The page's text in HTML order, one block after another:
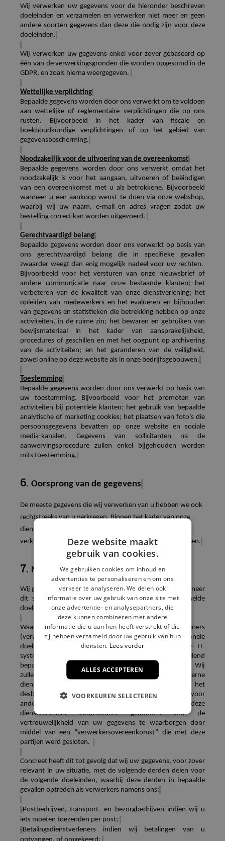
Wij verwerken uw gegevens voor de hieronder beschreven
doeleinden en verzamelen en verwerken niet meer en geen
andere soorten gegevens dan deze die nodig zijn voor deze
doeleinden.
Wij verwerken uw gegevens enkel voor zover gebaseerd op
één van de verwerkingsgronden die worden opgesomd in de
GDPR, en zoals hierna weergegeven.
Wettelijke verplichting
Bepaalde gegevens worden door ons verwerkt om te voldoen
aan wettelijke of reglementaire verplichtingen die op ons
rusten. Bijvoorbeeld in het kader van fiscale en
boekhoudkundige verplichtingen of op het gebied van
gegevensbescherming.
Noodzakelijk voor de uitvoering van de overeenkomst
Bepaalde gegevens worden door ons verwerkt omdat het
noodzakelijk is voor het aangaan, uitvoeren of beëindigen
van een overeenkomst met u als betrokkene. Bijvoorbeeld
wanneer u een aankoop wenst te doen via onze webshop,
waarbij wij uw naam, e-mail en adres vragen zodat uw
bestelling correct kan worden uitgevoerd.
Gerechtvaardigd belang
Bepaalde gegevens worden door ons verwerkt op basis van
ons gerechtvaardigd belang die in specifieke gevallen
zwaarder weegt dan enig mogelijk nadeel voor uw rechten.
Bijvoorbeeld voor het versturen van onze nieuwsbrief of
andere communicatie naar onze bestaande klanten; het
verbeteren van de kwaliteit van onze dienstverlening; het
opleiden van medewerkers en het evalueren en bijhouden
van gegevens en statistieken die betrekking hebben op onze
activiteiten, in de ruime zin; het bewaren en gebruiken van
bewijsmateriaal in het kader van aansprakelijkheid,
procedures of geschillen en met het oogpunt op archivering
van de activiteiten; en het garanderen van de veiligheid,
zowel online op deze website als in onze bedrijfsgebouwen.
Toestemming
Bepaalde gegevens worden door ons verwerkt op basis van
uw toestemming. Bijvoorbeeld voor het promoten van
activiteiten bij potentiële klanten; het gebruik van bepaalde
analytische of marketing cookies; het plaatsen van foto’s die
persoonsgegevens bevatten op onze website en sociale
media-kanalen. Gegevens van sollicitanten na de
aanwervingsprocedure zullen enkel bijgehouden worden
mits toestemming.
6. Oorsprong van de gegevens
De meeste gegevens die wij verwerken van u hebben we ook
rechtstreeks van u verkregen. Binnen het kader van onze
dienstverlening is het mogelijk dat wij gegevens van u
verkrijgen via externe dienstverleners of openbare bronnen.
7. Met wie delen wij uw gegevens?
Wij geven uw gegevens niet door aan derden, tenzij wanneer
dit strikt noodzakelijk is in het licht van hogervermelde
doeleinden, of indien wij daartoe wettelijk verplicht zijn.
Waar nodig doen wij een beroep op externe dienstverleners
(verwerkers), ter ondersteuning van onze operationele
doeleinden zoals het beheer van onze websites en IT-
systemen. Deze externe dienstverleners voeren desgevallend
bepaalde verwerkingen van gegevens uit namens ons. Wij
zullen uw gegevens slechts delen met deze externe
dienstverleners in de mate dat dit nodig is voor het
desbetreffende doel. De gegevens mogen door hen niet voor
andere doeleinden worden gebruikt. Bovendien zijn deze
dienstverleners contractueel gebonden om de
vertrouwelijkheid van uw gegevens te waarborgen door
middel van een “verwerkersovereenkomst” die met deze
partijen werd gesloten.
Concreet heeft dit tot gevolg dat wij uw gegevens, voor zover
relevant in uw situatie, met de volgende derden delen voor
de volgende doeleinden, waarbij deze derden in bepaalde
gevallen optreden als verwerkers namens ons:
-Postbedrijven, transport- en bezorgbedrijven indien wij u
iets moeten toezenden per post;
-Betalingsdienstverleners indien wij betalingen van u
Deze website maakt
gebruik van cookies.
We gebruiken cookies om inhoud en
advertenties te personaliseren en om ons
verkeer te analyseren. We delen ook
informatie over uw gebruik van onze site met
onze advertentie- en analysepartners, die
deze kunnen combineren met andere
informatie die u aan hen heeft verstrekt of die
zij hebben verzameld door uw gebruik van hun
diensten. Lees verder
ALLES ACCEPTEREN
VOORKEUREN SELECTEREN